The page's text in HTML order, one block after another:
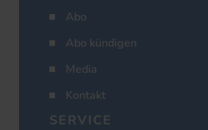
Abo
Abo kündigen
Media
Kontakt
SERVICE